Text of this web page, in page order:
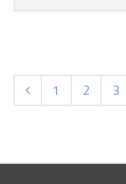
1 2 3